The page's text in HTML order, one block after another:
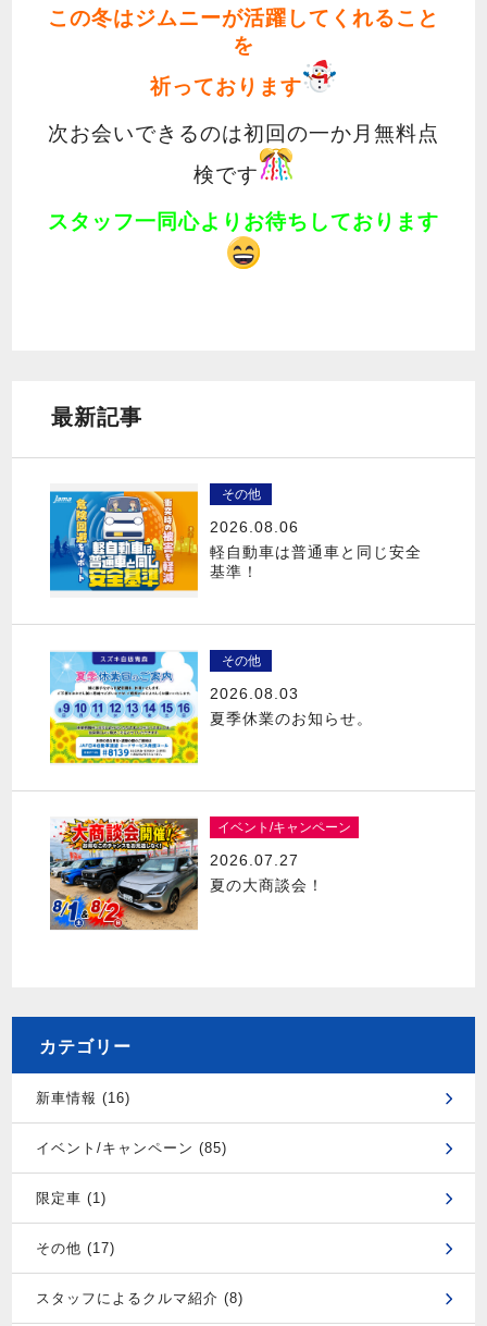
この冬はジムニーが活躍してくれること
を
祈っております
次お会いできるのは初回の一か月無料点
検です
スタッフ一同心よりお待ちしております
最新記事
その他
2026.08.06
軽自動車は普通車と同じ安全
基準！
その他
2026.08.03
夏季休業のお知らせ。
イベント/キャンペーン
2026.07.27
夏の大商談会！
カテゴリー
新車情報 (16)
イベント/キャンペーン (85)
限定車 (1)
その他 (17)
スタッフによるクルマ紹介 (8)